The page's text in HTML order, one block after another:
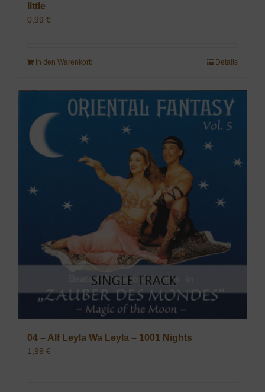
little
0,99 €
In den Warenkorb Details
04 – Alf Leyla Wa Leyla – 1001 Nights
1,99 €